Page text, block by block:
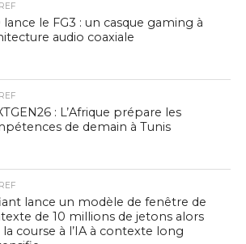
lance le FG3 : un casque gaming à
audio coaxiale
: L’Afrique prépare les
de demain à Tunis
lance un modèle de fenêtre de
de 10 millions de jetons alors
la course à l’IA à contexte long